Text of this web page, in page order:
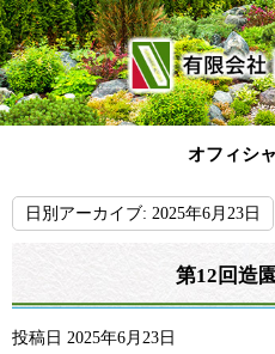
オフィシ
日別アーカイブ: 2025年6月23日
第12回造
投稿日 2025年6月23日